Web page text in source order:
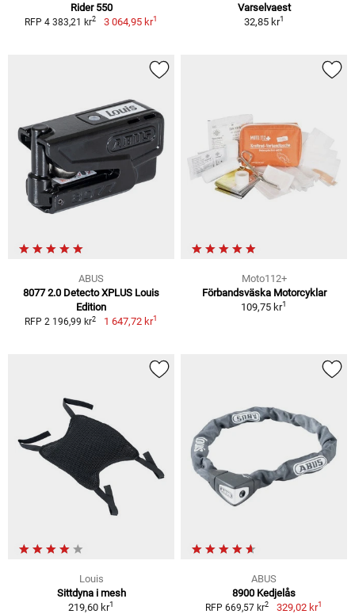
Rider 550
RFP 4 383,21 kr2 3 064,95 kr1
Varselvaest
32,85 kr1
ABUS
8077 2.0 Detecto XPLUS Louis
Edition
RFP 2 196,99 kr2 1 647,72 kr1
Moto112+
Förbandsväska Motorcyklar
109,75 kr1
Louis
Sittdyna i mesh
219,60 kr1
ABUS
8900 Kedjelås
RFP 669,57 kr2 329,02 kr1